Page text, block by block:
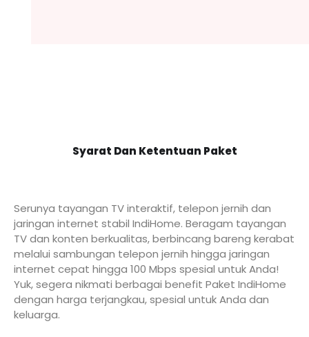
Syarat Dan Ketentuan Paket
Serunya tayangan TV interaktif, telepon jernih dan
jaringan internet stabil IndiHome. Beragam tayangan
TV dan konten berkualitas, berbincang bareng kerabat
melalui sambungan telepon jernih hingga jaringan
internet cepat hingga 100 Mbps spesial untuk Anda!
Yuk, segera nikmati berbagai benefit Paket IndiHome
dengan harga terjangkau, spesial untuk Anda dan
keluarga.